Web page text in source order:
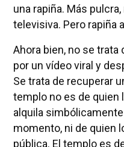
una rapiña. Más
televisiva. Pero rapiña
Ahora bien, no se
por un vídeo viral y
Se trata de recuperar
templo no es de quien
alquila
momento, ni de quien
pública. El templo es